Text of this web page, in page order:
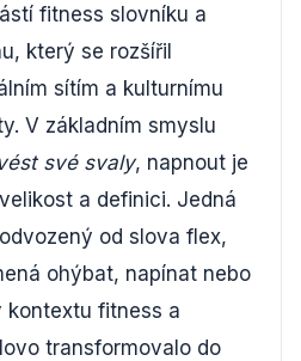
fitness slovníku a
který se rozšířil
sítím a kulturnímu
V základním smyslu
své svaly, napnout je
a definici. Jedná
od slova flex,
ohýbat, napínat nebo
kontextu fitness a
transformovalo do